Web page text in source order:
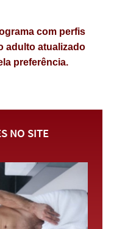
com perfis
adulto atualizado
preferência.
NO SITE